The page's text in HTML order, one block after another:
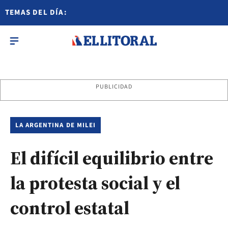
TEMAS DEL DÍA:
PUBLICIDAD
LA ARGENTINA DE MILEI
El difícil equilibrio entre
la protesta social y el
control estatal